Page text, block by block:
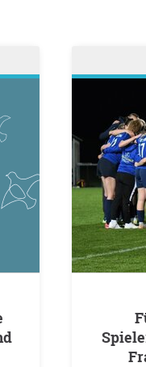
Für die Zukunft unserer